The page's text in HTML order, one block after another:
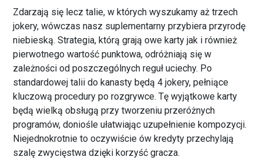
Zdarzają się lecz talie, w których wyszukamy aż trzech
jokery, wówczas nasz suplementarny przybiera przyrodę
niebieską. Strategia, którą grają owe karty jak i również
pierwotnego wartość punktowa, odróżniają się w
zależności od poszczególnych reguł uciechy. Po
standardowej talii do kanasty będą 4 jokery, pełniące
kluczową procedury po rozgrywce. Tę wyjątkowe karty
będą wielką obsługą przy tworzeniu przeróżnych
programów, doniośle ułatwiając uzupełnienie kompozycji.
Niejednokrotnie to oczywiście ów kredyty przechylają
szalę zwycięstwa dzięki korzyść gracza.